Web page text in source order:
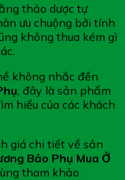
thảo dược tự
ưu chuộng bởi tính
không thua kém gì
không nhắc đến
, đây là sản phẩm
hiểu của các khách
giá chi tiết về sản
Bảo Phụ Mua Ở
tham khảo.